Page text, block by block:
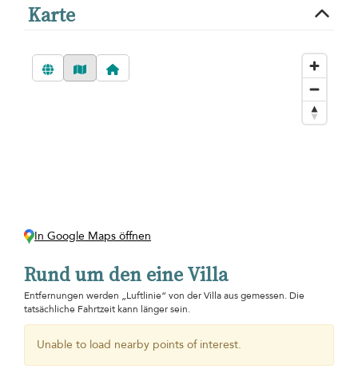
Karte
In Google Maps öffnen
Rund um den eine Villa
Entfernungen werden „Luftlinie“ von der Villa aus gemessen. Die
tatsächliche Fahrtzeit kann länger sein.
Unable to load nearby points of interest.